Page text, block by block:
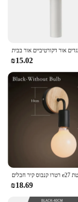
₪15.02
₪18.69